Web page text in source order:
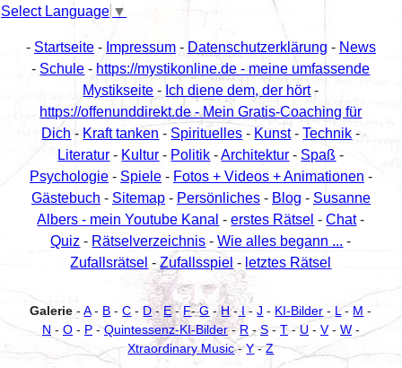
Select Language ▼
- Startseite- Impressum- Datenschutzerklärung - News
- Schule - https://mystikonline.de - meine umfassende
Mystikseite - Ich diene dem, der hört-
https://offenunddirekt.de - Mein Gratis-Coaching für
Dich - Kraft tanken - Spirituelles - Kunst-Technik -
Literatur - Kultur - Politik -Architektur - Spaß -
Psychologie- Spiele- Fotos + Videos + Animationen -
Gästebuch - Sitemap- Persönliches- Blog - Susanne
Albers - mein Youtube Kanal -erstes Rätsel -Chat-
Quiz - Rätselverzeichnis -Wie alles begann ... -
Zufallsrätsel -Zufallsspiel - letztes Rätsel
Galerie -A- B -C -D -E -F-G -H-I -J - KI-Bilder - L- M -
N - O- P-Quintessenz-KI-Bilder-R -S- T-U - V- W-
Xtraordinary Music-Y-Z